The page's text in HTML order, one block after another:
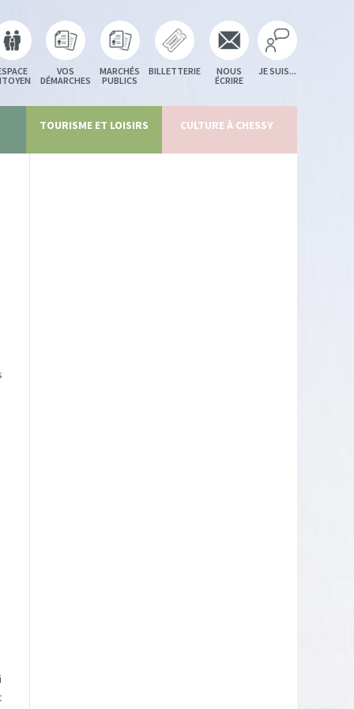
VOS
DÉMARCHES
MARCHÉS
PUBLICS
BILLETTERIE
NOUS
ÉCRIRE
JE SUIS...
TOURISME ET LOISIRS CULTURE À CHESSY